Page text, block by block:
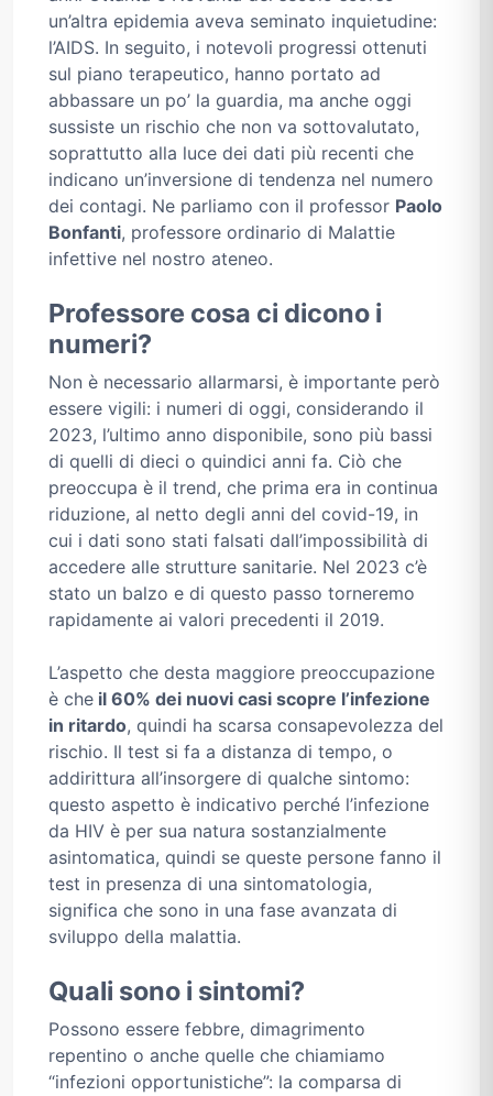
un’altra epidemia aveva seminato inquietudine:
l’AIDS. In seguito, i notevoli progressi ottenuti
sul piano terapeutico, hanno portato ad
abbassare un po’ la guardia, ma anche oggi
sussiste un rischio che non va sottovalutato,
soprattutto alla luce dei dati più recenti che
indicano un’inversione di tendenza nel numero
dei contagi. Ne parliamo con il professor Paolo
Bonfanti, professore ordinario di Malattie
infettive nel nostro ateneo.
Professore cosa ci dicono i
numeri?
Non è necessario allarmarsi, è importante però
essere vigili: i numeri di oggi, considerando il
2023, l’ultimo anno disponibile, sono più bassi
di quelli di dieci o quindici anni fa. Ciò che
preoccupa è il trend, che prima era in continua
riduzione, al netto degli anni del covid-19, in
cui i dati sono stati falsati dall’impossibilità di
accedere alle strutture sanitarie. Nel 2023 c’è
stato un balzo e di questo passo torneremo
rapidamente ai valori precedenti il 2019.
L’aspetto che desta maggiore preoccupazione
è che il 60% dei nuovi casi scopre l’infezione
in ritardo, quindi ha scarsa consapevolezza del
rischio. Il test si fa a distanza di tempo, o
addirittura all’insorgere di qualche sintomo:
questo aspetto è indicativo perché l’infezione
da HIV è per sua natura sostanzialmente
asintomatica, quindi se queste persone fanno il
test in presenza di una sintomatologia,
significa che sono in una fase avanzata di
sviluppo della malattia.
Quali sono i sintomi?
Possono essere febbre, dimagrimento
repentino o anche quelle che chiamiamo
“infezioni opportunistiche”: la comparsa di